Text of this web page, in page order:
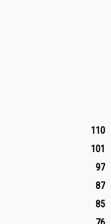
110
101
97
87
85